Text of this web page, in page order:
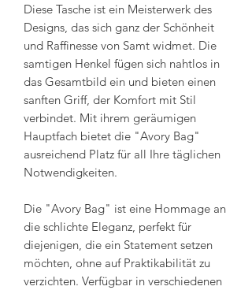
Diese Tasche ist ein Meisterwerk des
Designs, das sich ganz der Schönheit
und Raffinesse von Samt widmet. Die
samtigen Henkel fügen sich nahtlos in
das Gesamtbild ein und bieten einen
sanften Griff, der Komfort mit Stil
verbindet. Mit ihrem geräumigen
Hauptfach bietet die "Avory Bag"
ausreichend Platz für all Ihre täglichen
Notwendigkeiten.
Die "Avory Bag" ist eine Hommage an
die schlichte Eleganz, perfekt für
diejenigen, die ein Statement setzen
möchten, ohne auf Praktikabilität zu
verzichten. Verfügbar in verschiedenen